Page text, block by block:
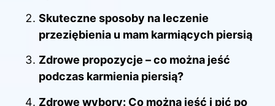
Skuteczne sposoby na leczenie
przeziębienia u mam karmiących piersią
Zdrowe propozycje – co można jeść
podczas karmienia piersią?
Zdrowe wybory: Co można jeść i pić po